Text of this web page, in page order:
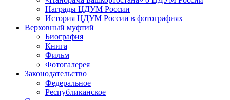
Награды ЦДУМ России
История ЦДУМ России в фотографиях
Верховный муфтий
Биография
Книга
Фильм
Фотогалерея
Законодательство
Федеральное
Республиканское